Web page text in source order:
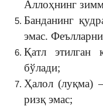
Аллоҳнинг
Банданинг
эмас.
Қатл этилган
бўлади;
Ҳалол (луқма)
ризқ эмас;